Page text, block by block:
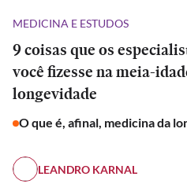
MEDICINA E ESTUDOS
9 coisas que os
você fizesse na meia-
longevidade
O que é, afinal, medicina da
LEANDRO KARNAL